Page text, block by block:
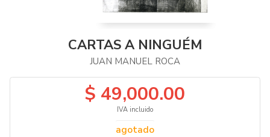
CARTAS A NINGUÉM
JUAN MANUEL ROCA
$ 49,000.00
IVA incluido
agotado